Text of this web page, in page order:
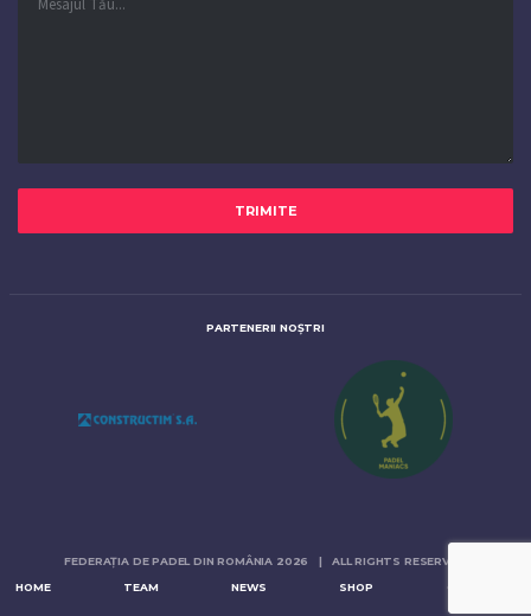
PARTENERII NOȘTRI
FEDERAȚIA DE PADEL DIN ROMÂNIA 2026 | ALL RIGHTS RESERVED
HOME TEAM NEWS SHOP CONTACTS